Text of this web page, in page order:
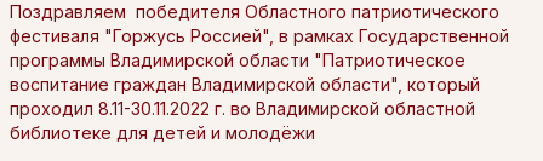
Поздравляем победителя Областного патриотического
фестиваля "Горжусь Россией", в рамках Государственной
программы Владимирской области "Патриотическое
воспитание граждан Владимирской области", который
проходил 8.11-30.11.2022 г. во Владимирской областной
библиотеке для детей и молодёжи